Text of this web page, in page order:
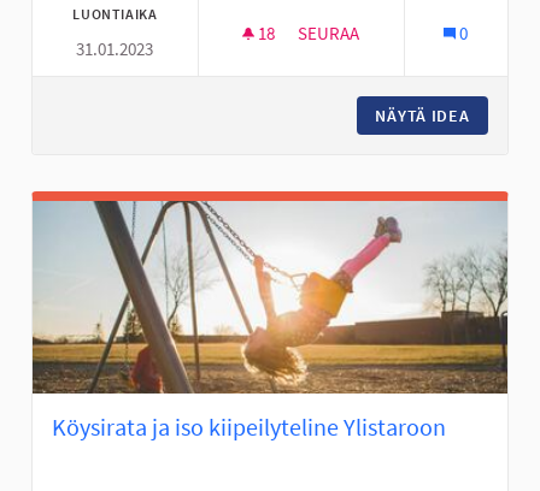
LUONTIAIKA
31.01.2023
18 18 SEURAAJAA
SEURAA 0
NÄYTÄ IDEA
Köysirata ja iso kiipeilyteline Ylistaroon